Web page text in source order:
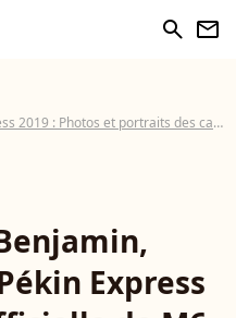
search newsletter
2019 : Photos et portraits des candidats
Express